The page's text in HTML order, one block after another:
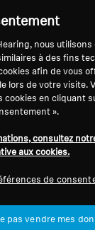
de vente en
nous utilisons
à des fins
afin de vous
lors de votre visite.
cookies en cliquant
».
consultez
aux cookies.
de
pas vendre mes